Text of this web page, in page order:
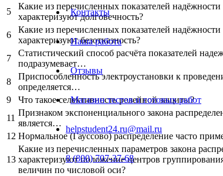
Контакты
Наша работа
Отзывы
Магазин тестов и готовых работ
helpstudent24.ru@mail.ru
8 (800) 707-37-68
5
Какие из перечисленных показателей надёжности
характеризуют долговечность?
6
Какие из перечисленных показателей надёжности
характеризуют безотказность?
7
Статистический способ расчёта показателей
подразумевает…
8
Приспособленность электроустановки к
определяется…
9
Что такое селективность релейной защиты?
11
Признаком экспоненциального закона
является…
12 Нормальное (Гауссово) распределение часто
13
Какие из перечисленных параметров закона
характеризуют положение центров
величин по числовой оси?